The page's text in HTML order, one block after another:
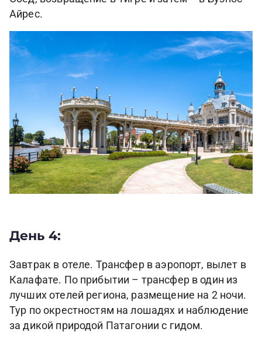
Айрес.
День 4:
Завтрак в отеле. Трансфер в аэропорт, вылет в
Калафате. По прибытии – трансфер в один из
лучших отелей региона, размещение на 2 ночи.
Тур по окрестностям на лошадях и наблюдение
за дикой природой Патагонии с гидом.